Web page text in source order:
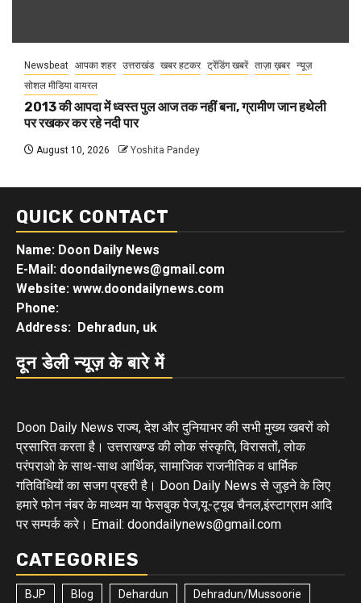
Newsbeat आपका शहर उत्तराखंड खबर हटकर ट्रेंडिंग खबरें ताज़ा ख़बर न्यूज़
सोशल मीडिया वायरल
2013 की आपदा में ध्वस्त पुल आज तक नहीं बना, ग्रामीण जान हथेली
पर रखकर कर रहे नदी पार
August 10, 2026 Yoshita Pandey
QUICK CONTACT
Name: Doon Daily News
E-Mail: doondailynews@gmail.com
Website: www.doondailynews.com
Phone:
Address: Dehradun, uk
दून डेली न्यूज़ के बारे में
Doon Daily News राज्य, देश और दुनियाभर की सभी मुख्य खबरों को
प्रसारित करता है। उत्तराखण्ड की लोक संस्कृति, विरासतों, लोक
परंपराओ के साथ-साथ आर्थिक, सामाजिक राजनीतिक व धार्मिक
गतिविधियों का सजग प्रहरी है। Doon Daily News से जुड़ने के लिए
हमारे फोन नंबर के माध्यम या फेसबुक पेज,यू-ट्यूब चैनल,इंस्टाग्राम आदि
पर सम्पर्क करे। Email: doondailynews@gmail.com
CATEGORIES
BJP Blog Dehardun Dehradun/Mussoorie